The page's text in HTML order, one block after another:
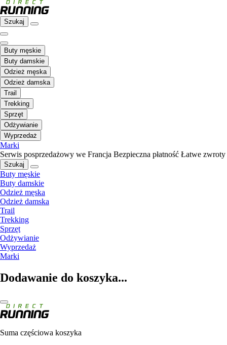
Szukaj
Buty męskie
Buty damskie
Odzież męska
Odzież damska
Trail
Trekking
Sprzęt
Odżywianie
Wyprzedaż
Marki
Serwis posprzedażowy we Francja Bezpieczna płatność Łatwe zwroty
Szukaj
Buty męskie
Buty damskie
Odzież męska
Odzież damska
Trail
Trekking
Sprzęt
Odżywianie
Wyprzedaż
Marki
Dodawanie do koszyka...
Suma częściowa koszyka